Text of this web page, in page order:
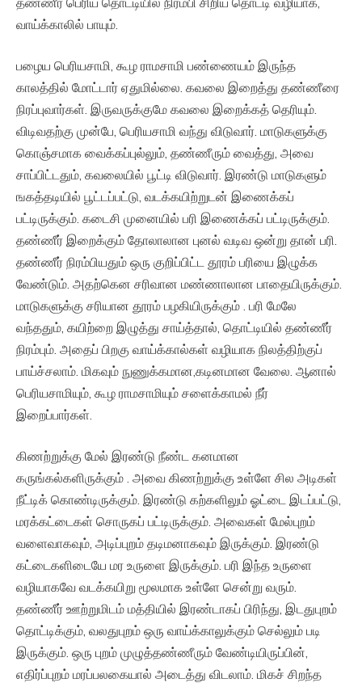
வாய்க்காலில் பாயும்.
பழைய பெரியசாமி, கூழ ராமசாமி பண்ணையம் இருந்த
காலத்தில் மோட்டார் ஏதுமில்லை. கவலை இறைத்து தண்ணீரை
நிரப்புவார்கள். இருவருக்குமே கவலை இறைக்கத் தெரியும்.
விடிவதற்கு முன்பே, பெரியசாமி வந்து விடுவார். மாடுகளுக்கு
கொஞ்சமாக வைக்கப்புல்லும், தண்ணீரும் வைத்து, அவை
சாப்பிட்டதும், கவலையில் பூட்டி விடுவார். இரண்டு மாடுகளும்
ஙகத்தடியில் பூட்டப்பட்டு, வடக்கயிற்றுடன் இணைக்கப்
பட்டிருக்கும். கடைசி முனையில் பரி இணைக்கப் பட்டிருக்கும்.
தண்ணீர் இறைக்கும் தோலாலான புனல் வடிவ ஒன்று தான் பரி.
தண்ணீர் நிரம்பியதும் ஒரு குறிப்பிட்ட தூரம் பரியை இழுக்க
வேண்டும். அதற்கென சரிவான மண்ணாலான பாதையிருக்கும்.
மாடுகளுக்கு சரியான தூரம் பழகியிருக்கும் . பரி மேலே
வந்ததும், கயிற்றை இழுத்து சாய்த்தால், தொட்டியில் தண்ணீர்
நிரம்பும். அதைப் பிறகு வாய்க்கால்கள் வழியாக நிலத்திற்குப்
பாய்ச்சலாம். மிகவும் நுணுக்கமான,கடினமான வேலை. ஆனால்
பெரியசாமியும், கூழ ராமசாமியும் சளைக்காமல் நீர்
இறைப்பார்கள்.
கிணற்றுக்கு மேல் இரண்டு நீண்ட கனமான
கருங்கல்களிருக்கும் . அவை கிணற்றுக்கு உள்ளே சில அடிகள்
நீட்டிக் கொண்டிருக்கும். இரண்டு கற்களிலும் ஓட்டை இடப்பட்டு,
மரக்கட்டைகள் சொருகப் பட்டிருக்கும். அவைகள் மேல்புறம்
வளைவாகவும், அடிப்புறம் தடிமனாகவும் இருக்கும். இரண்டு
கட்டைகளிடையே மர உருளை இருக்கும். பரி இந்த உருளை
வழியாகவே வடக்கயிறு மூலமாக உள்ளே சென்று வரும்.
தண்ணீர் ஊற்றுமிடம் மத்தியில் இரண்டாகப் பிரிந்து, இடதுபுறம்
தொட்டிக்கும், வலதுபுறம் ஒரு வாய்க்காலுக்கும் செல்லும் படி
இருக்கும். ஒரு புறம் முழுத்தண்ணீரும் வேண்டியிருப்பின்,
எதிர்ப்புறம் மரப்பலகையால் அடைத்து விடலாம். மிகச் சிறந்த